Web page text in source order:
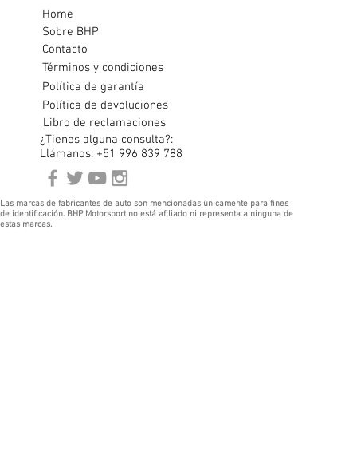
Home
Sobre BHP
Contacto
Términos y condiciones
Política de garantía
Política de devoluciones
Libro de reclamaciones
¿Tienes alguna consulta?:
Llámanos: +51 996 839 788
Las marcas de fabricantes de auto son mencionadas únicamente para fines
de identificación. BHP Motorsport no está afiliado ni representa a ninguna de
estas marcas.